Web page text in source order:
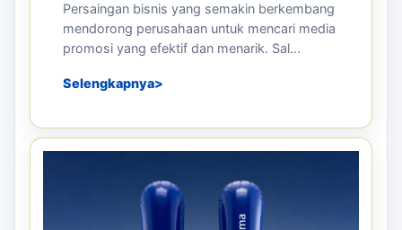
Persaingan bisnis yang semakin berkembang
mendorong perusahaan untuk mencari media
promosi yang efektif dan menarik. Sal...
Selengkapnya